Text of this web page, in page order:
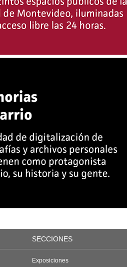
SECCIONES
Exposiciones